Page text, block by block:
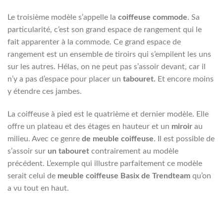
Le troisième modèle s’appelle la coiffeuse commode. Sa
particularité, c’est son grand espace de rangement qui le
fait apparenter à la commode. Ce grand espace de
rangement est un ensemble de tiroirs qui s’empilent les uns
sur les autres. Hélas, on ne peut pas s’assoir devant, car il
n’y a pas d’espace pour placer un tabouret. Et encore moins
y étendre ces jambes.
La coiffeuse à pied est le quatrième et dernier modèle. Elle
offre un plateau et des étages en hauteur et un miroir au
milieu. Avec ce genre de meuble coiffeuse. Il est possible de
s’assoir sur un tabouret contrairement au modèle
précédent. L’exemple qui illustre parfaitement ce modèle
serait celui de meuble coiffeuse Basix de Trendteam qu’on
a vu tout en haut.